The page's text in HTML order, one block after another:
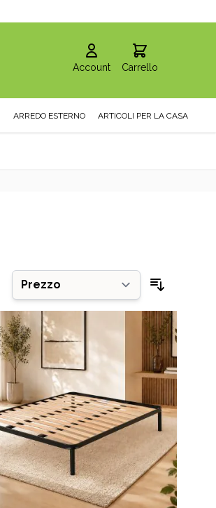
Account Carrello
ARREDO ESTERNO ARTICOLI PER LA CASA